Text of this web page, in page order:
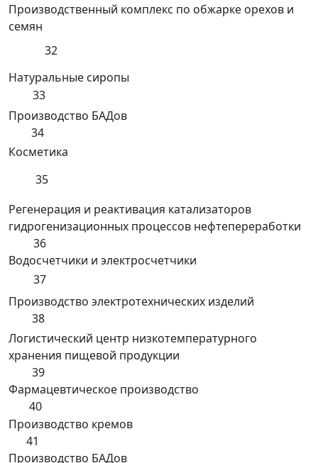
Производственный комплекс по обжарке орехов и
семян
32
Натуральные сиропы
33
Производство БАДов
34
Косметика
35
Регенерация и реактивация катализаторов
гидрогенизационных процессов нефтепереработки
36
Водосчетчики и электросчетчики
37
Производство электротехнических изделий
38
Логистический центр низкотемпературного
хранения пищевой продукции
39
Фармацевтическое производство
40
Производство кремов
41
Производство БАДов